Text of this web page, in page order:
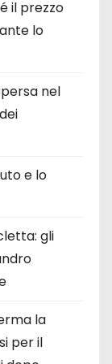
il prezzo
lo
nel
e lo
gli
la
per il